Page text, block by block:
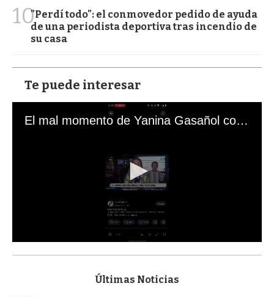
10"Perdí todo": el conmovedor pedido de ayuda
de una periodista deportiva tras incendio de
su casa
Te puede interesar
El mal momento de Yanina Gasañol con un hincha argentino en "Subrayado"
s
Últimas Noticias